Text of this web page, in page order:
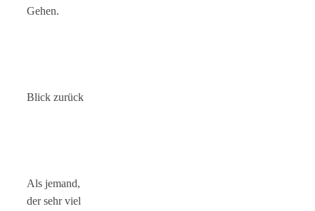
Gehen.
Blick zurück
Als jemand,
der sehr viel